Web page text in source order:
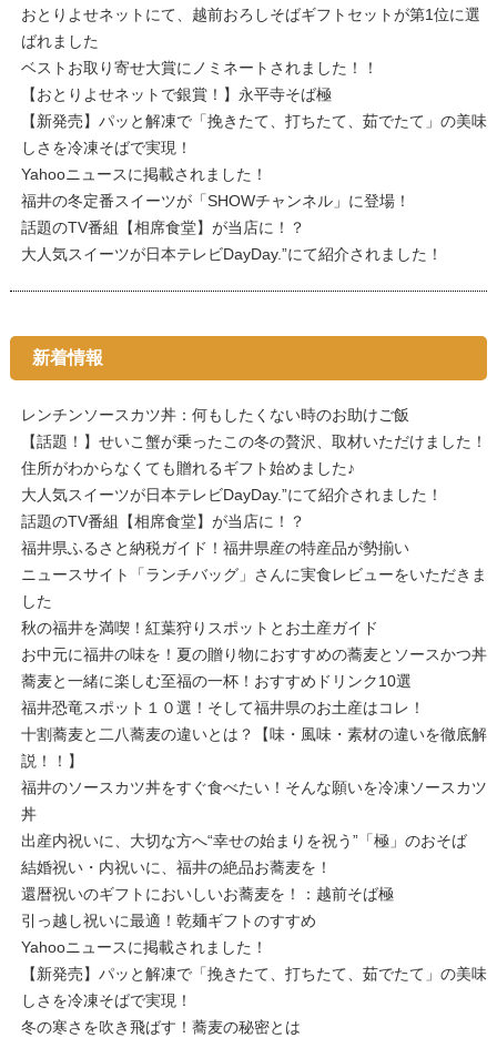
おとりよせネットにて、越前おろしそばギフトセットが第1位に選
ばれました
ベストお取り寄せ大賞にノミネートされました！！
【おとりよせネットで銀賞！】永平寺そば極
【新発売】パッと解凍で「挽きたて、打ちたて、茹でたて」の美味
しさを冷凍そばで実現！
Yahooニュースに掲載されました！
福井の冬定番スイーツが「SHOWチャンネル」に登場！
話題のTV番組【相席食堂】が当店に！？
大人気スイーツが日本テレビDayDay.”にて紹介されました！
新着情報
レンチンソースカツ丼：何もしたくない時のお助けご飯
【話題！】せいこ蟹が乗ったこの冬の贅沢、取材いただけました！
住所がわからなくても贈れるギフト始めました♪
大人気スイーツが日本テレビDayDay.”にて紹介されました！
話題のTV番組【相席食堂】が当店に！？
福井県ふるさと納税ガイド！福井県産の特産品が勢揃い
ニュースサイト「ランチバッグ」さんに実食レビューをいただきま
した
秋の福井を満喫！紅葉狩りスポットとお土産ガイド
お中元に福井の味を！夏の贈り物におすすめの蕎麦とソースかつ丼
蕎麦と一緒に楽しむ至福の一杯！おすすめドリンク10選
福井恐竜スポット１０選！そして福井県のお土産はコレ！
十割蕎麦と二八蕎麦の違いとは？【味・風味・素材の違いを徹底解
説！！】
福井のソースカツ丼をすぐ食べたい！そんな願いを冷凍ソースカツ
丼
出産内祝いに、大切な方へ“幸せの始まりを祝う”「極」のおそば
結婚祝い・内祝いに、福井の絶品お蕎麦を！
還暦祝いのギフトにおいしいお蕎麦を！：越前そば極
引っ越し祝いに最適！乾麺ギフトのすすめ
Yahooニュースに掲載されました！
【新発売】パッと解凍で「挽きたて、打ちたて、茹でたて」の美味
しさを冷凍そばで実現！
冬の寒さを吹き飛ばす！蕎麦の秘密とは